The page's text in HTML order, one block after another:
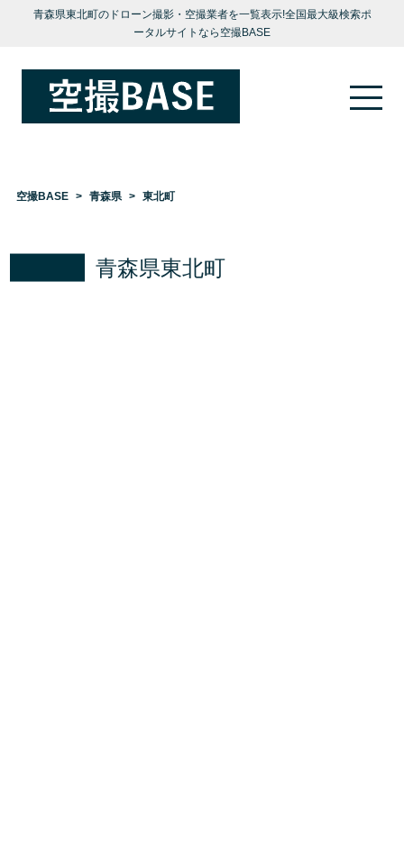
青森県東北町のドローン撮影・空撮業者を一覧表示!全国最大級検索ポ
ータルサイトなら空撮BASE
空撮BASE 青森県 東北町
青森県東北町